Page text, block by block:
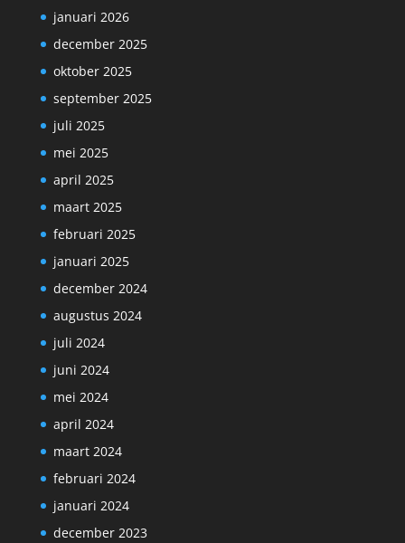
januari 2026
december 2025
oktober 2025
september 2025
juli 2025
mei 2025
april 2025
maart 2025
februari 2025
januari 2025
december 2024
augustus 2024
juli 2024
juni 2024
mei 2024
april 2024
maart 2024
februari 2024
januari 2024
december 2023